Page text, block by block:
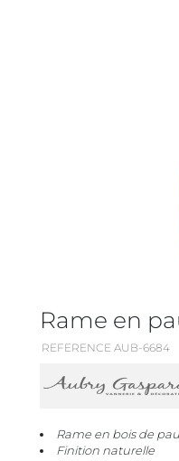
Rame en
REFERENCE AUB-6684
Rame en bois de
Finition naturelle